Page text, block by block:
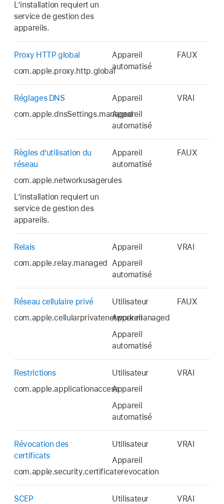
L’installation requiert un
service de gestion des
appareils.
Proxy HTTP global
com.apple.proxy.http.global
Appareil
automatisé
FAUX
Réglages DNS
com.apple.dnsSettings.managed
Appareil
Appareil
automatisé
VRAI
Règles d’utilisation du
réseau
com.apple.networkusagerules
L’installation requiert un
service de gestion des
appareils.
Appareil
automatisé
FAUX
Relais
com.apple.relay.managed
Appareil
Appareil
automatisé
VRAI
Réseau cellulaire privé
com.apple.cellularprivatenetwork.managed
Utilisateur
Appareil
Appareil
automatisé
FAUX
Restrictions
com.apple.applicationaccess
Utilisateur
Appareil
Appareil
automatisé
VRAI
Révocation des
certificats
com.apple.security.certificaterevocation
Utilisateur
Appareil
VRAI
SCEP
Utilisateur
VRAI